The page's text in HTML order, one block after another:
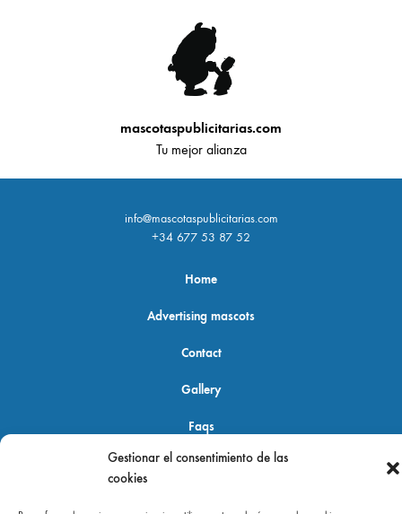
Gestionar el consentimiento de las
cookies
mascotaspublicitarias.com
Tu mejor alianza
info@mascotaspublicitarias.com
+34 677 53 87 52
Home
Advertising mascots
Contact
Gallery
Faqs